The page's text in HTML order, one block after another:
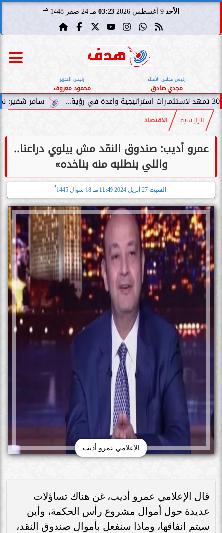
الأحد 9 أغسطس 2026 03:23 مـ 24 صفر 1448 هـ
رئيس مجلس الأمناء
مجدي صادق
رئيس التحرير
محمود معروف
سامر شقير: نمو صناديق
الرئيسية الاقتصاد
عمرو أديب: صندوق النقد مش بيلوي دراعنا..
واللي بنطلبه منه بناخده»
السبت 27 أبريل 2024 11:49 مـ 18 شوال 1445
هـ
الإعلامي عمرو أديب
قال الإعلامي عمرو أديب، غن هناك تساؤلات
عديدة حول أموال مشروع رأس الحكمة، وأين
سيتم انفاقها، وماذا سنفعل بأموال صندوق النقد،